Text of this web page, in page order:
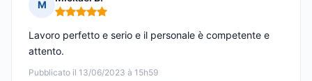
M
Nota: 5 su 5
Pubblicato il 13/06/2023 à 15h59
Lavoro perfetto e serio e il personale è competente e
attento.